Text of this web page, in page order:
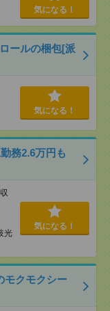
気になる！
ールの梱包[派
気になる！
務2.6万円も
光
気になる！
モクモクシー